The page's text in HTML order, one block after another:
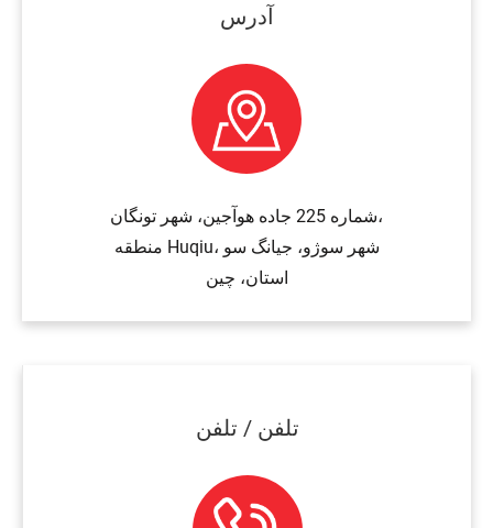
آدرس
شماره 225 جاده هوآجین، شهر تونگان،
منطقه Huqiu، شهر سوژو، جیانگ سو
استان، چین
تلفن / تلفن